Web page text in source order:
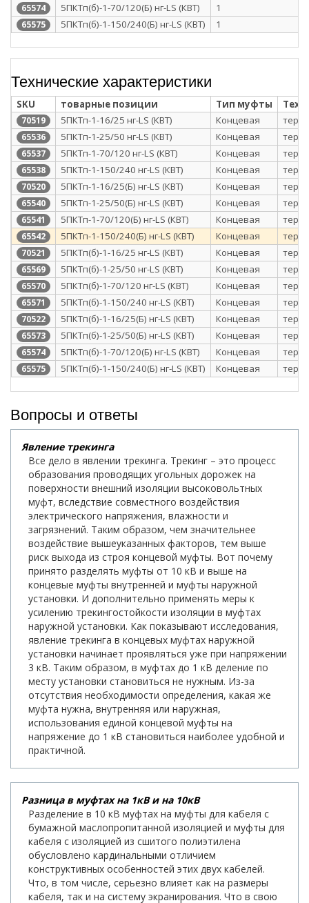
65574 5ПКТп(б)-1-70/120(Б) нг-LS (КВТ) 1
65575 5ПКТп(б)-1-150/240(Б) нг-LS (КВТ) 1
Технические характеристики
SKU товарные позиции Тип муфты
70519 5ПКТп-1-16/25 нг-LS (КВТ) Концевая
65536 5ПКТп-1-25/50 нг-LS (КВТ) Концевая
65537 5ПКТп-1-70/120 нг-LS (КВТ) Концевая
65538 5ПКТп-1-150/240 нг-LS (КВТ) Концевая
70520 5ПКТп-1-16/25(Б) нг-LS (КВТ) Концевая
65540 5ПКТп-1-25/50(Б) нг-LS (КВТ) Концевая
65541 5ПКТп-1-70/120(Б) нг-LS (КВТ) Концевая
65542 5ПКТп-1-150/240(Б) нг-LS (КВТ) Концевая
70521 5ПКТп(б)-1-16/25 нг-LS (КВТ) Концевая
65569 5ПКТп(б)-1-25/50 нг-LS (КВТ) Концевая
65570 5ПКТп(б)-1-70/120 нг-LS (КВТ) Концевая
65571 5ПКТп(б)-1-150/240 нг-LS (КВТ) Концевая
70522 5ПКТп(б)-1-16/25(Б) нг-LS (КВТ) Концевая
65573 5ПКТп(б)-1-25/50(Б) нг-LS (КВТ) Концевая
65574 5ПКТп(б)-1-70/120(Б) нг-LS (КВТ) Концевая
65575 5ПКТп(б)-1-150/240(Б) нг-LS (КВТ) Концевая
Вопросы и ответы
Явление трекинга
Все дело в явлении трекинга. Трекинг – это процесс
образования проводящих угольных дорожек на
поверхности внешний изоляции высоковольтных
муфт, вследствие совместного воздействия
электрического напряжения, влажности и
загрязнений. Таким образом, чем значительнее
воздействие вышеуказанных факторов, тем выше
риск выхода из строя концевой муфты. Вот почему
принято разделять муфты от 10 кВ и выше на
концевые муфты внутренней и муфты наружной
установки. И дополнительно применять меры к
усилению трекингостойкости изоляции в муфтах
наружной установки. Как показывают исследования,
явление трекинга в концевых муфтах наружной
установки начинает проявляться уже при напряжении
3 кВ. Таким образом, в муфтах до 1 кВ деление по
месту установки становиться не нужным. Из-за
отсутствия необходимости определения, какая же
муфта нужна, внутренняя или наружная,
использования единой концевой муфты на
напряжение до 1 кВ становиться наиболее удобной и
практичной.
Разница в муфтах на 1кВ и на 10кВ
Разделение в 10 кВ муфтах на муфты для кабеля с
бумажной маслопропитанной изоляцией и муфты для
кабеля с изоляцией из сшитого полиэтилена
обусловлено кардинальными отличием
конструктивных особенностей этих двух кабелей.
Что, в том числе, серьезно влияет как на размеры
кабеля, так и на систему экранирования. Что в свою